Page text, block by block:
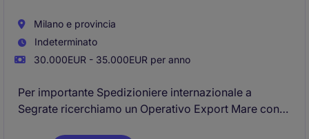
Milano e provincia
Indeterminato
30.000EUR - 35.000EUR per anno
Per importante Spedizioniere internazionale a
Segrate ricerchiamo un Operativo Export Mare con